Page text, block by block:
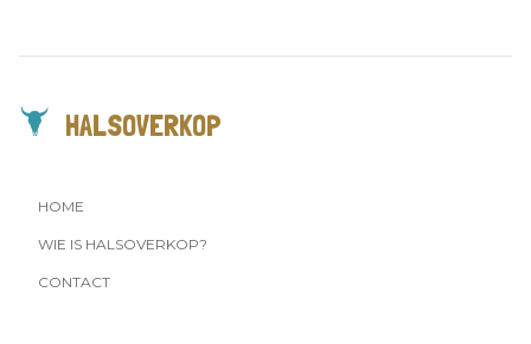
HALSOVERKOP
HOME
WIE IS HALSOVERKOP?
CONTACT